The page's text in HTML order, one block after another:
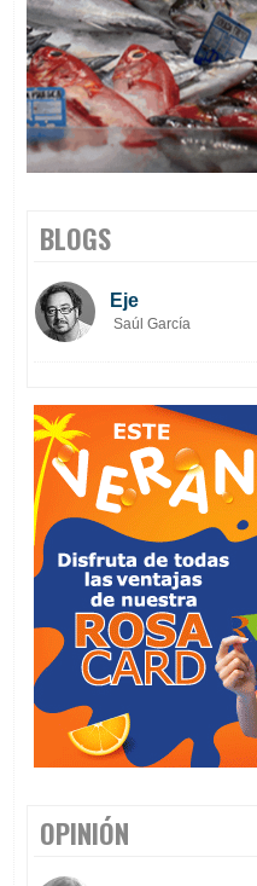
BLOGS
Eje
Saúl García
OPINIÓN